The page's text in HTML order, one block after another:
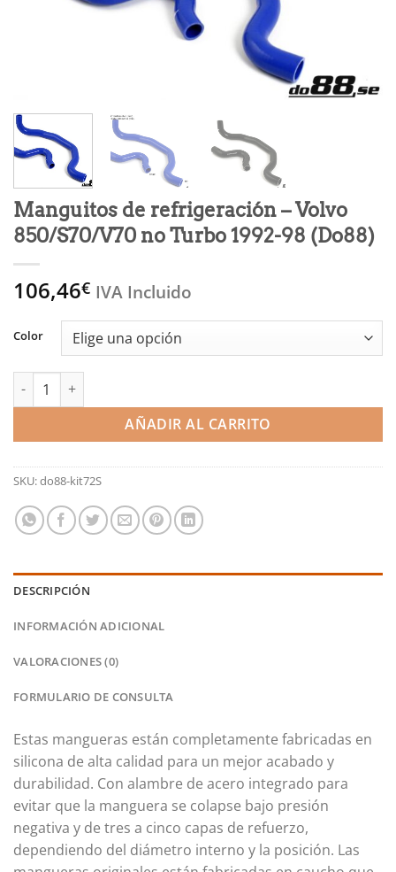
Manguitos de refrigeración – Volvo
850/S70/V70 no Turbo 1992-98 (Do88)
106,46€ IVA Incluido
Color
Manguitos de refrigeración - Volvo 850/S70/V70 no Turbo
AÑADIR AL CARRITO
SKU:do88-kit72S
DESCRIPCIÓN
INFORMACIÓN ADICIONAL
VALORACIONES (0)
FORMULARIO DE CONSULTA
Estas mangueras están completamente fabricadas en
silicona de alta calidad para un mejor acabado y
durabilidad. Con alambre de acero integrado para
evitar que la manguera se colapse bajo presión
negativa y de tres a cinco capas de refuerzo,
dependiendo del diámetro interno y la posición. Las